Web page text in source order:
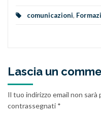
comunicazioni,
Lascia un
Il tuo indirizzo email non sarà
contrassegnati *